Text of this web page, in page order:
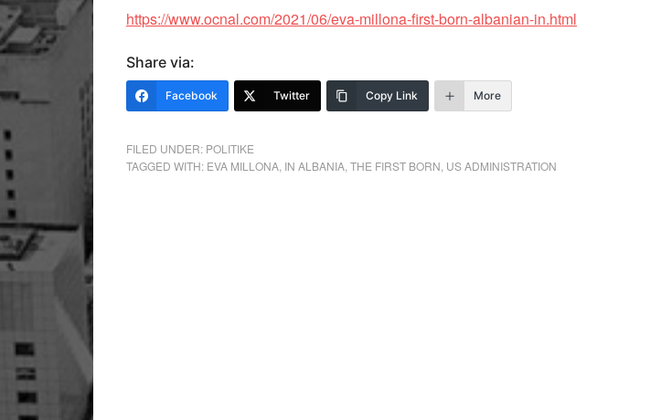
https://www.ocnal.com/2021/06/eva-millona-first-born-albanian-in.html
Share via:
Facebook Twitter Copy Link More
FILED UNDER: POLITIKE
TAGGED WITH: EVA MILLONA, IN ALBANIA,THE FIRST BORN, US ADMINISTRATION